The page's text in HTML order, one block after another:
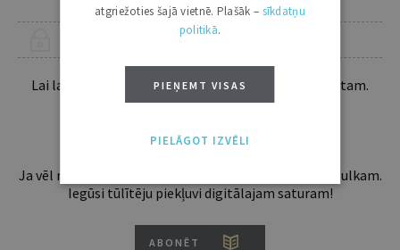
ŠIS RAKSTS PIEEJAMS “JURISTA VĀRDA” ABONENTIEM
Lai lasītu šo rakstu tālāk, Tev jābūt žurnāla abonentam.
Esošos abonentus lūdzam autorizēties:
Ja vēl neesi abonents, aicinām pievienoties lasītāju pulkam.
Iegūsi tūlītēju piekļuvi digitālajam saturam!
ABONĒT
atgriežoties šajā vietnē. Plašāk – sīkdatņu
politikā.
PIEŅEMT VISAS
PIELĀGOT IZVĒLI